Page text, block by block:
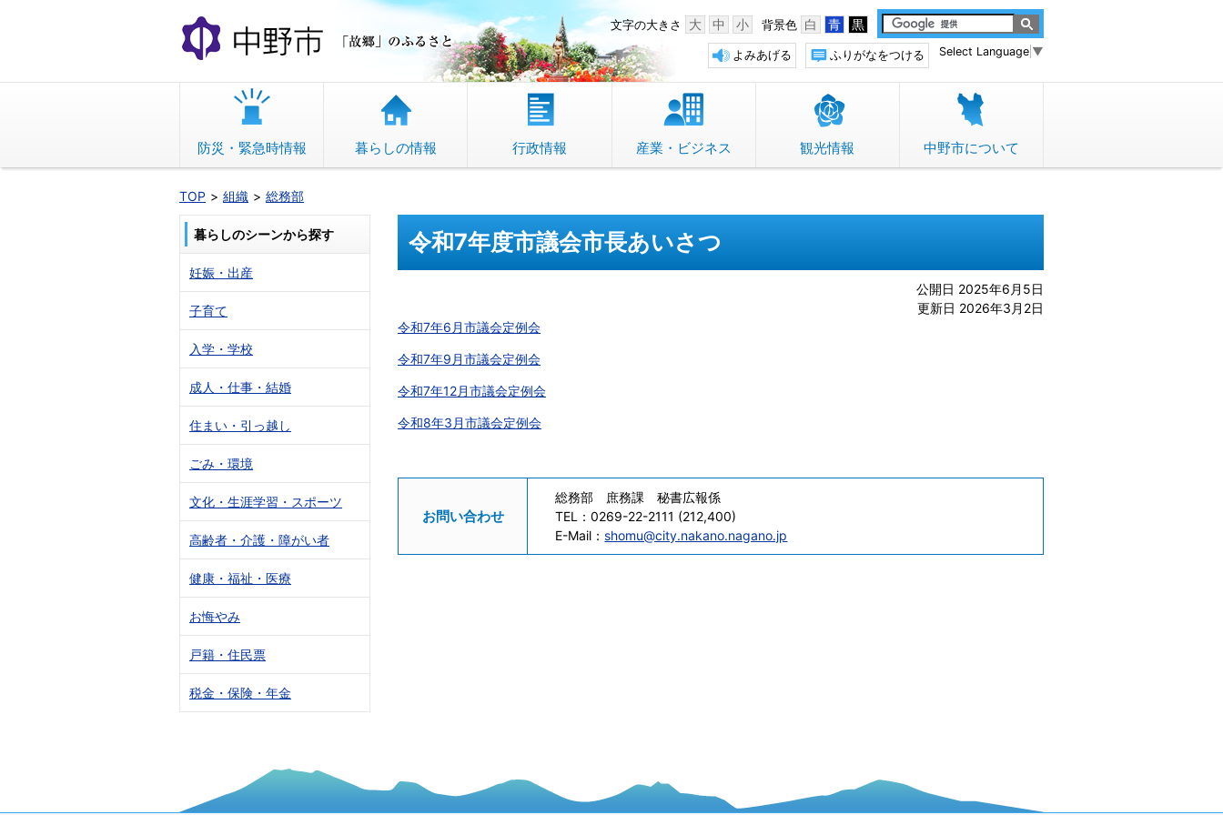
文
へ
動
中野市 「故郷」のふるさと 背景色 白 青 黒
文字の大きさ 大 中 小
Select Language ▼
ふりがなをつける
よみあげる
防災・緊急時情報 暮らしの情報 行政情報 産業・ビジネス 観光情報 中野市について
TOP 組織 総務部
令和7年度市議会市長あいさつ
公開日 2025年6月5日
更新日 2026年3月2日
令和7年6月市議会定例会
令和7年9月市議会定例会
令和7年12月市議会定例会
令和8年3月市議会定例会
お問い合わせ
総務部 庶務課 秘書広報係
TEL：0269-22-2111 (212,400)
E-Mail：shomu@city.nakano.nagano.jp
暮らしのシーンから探す
妊娠・出産
子育て
入学・学校
成人・仕事・結婚
住まい・引っ越し
ごみ・環境
文化・生涯学習・スポーツ
高齢者・介護・障がい者
健康・福祉・医療
お悔やみ
戸籍・住民票
税金・保険・年金